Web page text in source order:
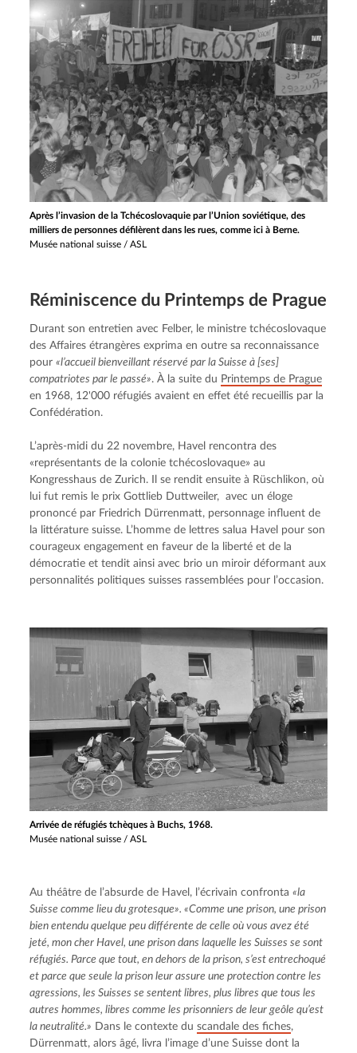
Après l’invasion de la Tchécoslovaquie par l’Union soviétique, des
milliers de personnes défilèrent dans les rues, comme ici à Berne.
Musée national suisse / ASL
Réminis­cence du Printemps de Prague
Durant son entretien avec Felber, le ministre tchécoslovaque
des Affaires étrangères exprima en outre sa reconnaissance
pour «l’accueil bienveillant réservé par la Suisse à [ses]
compatriotes par le passé». À la suite du Printemps de Prague
en 1968, 12'000 réfugiés avaient en effet été recueillis par la
Confédération.
L’après-midi du 22 novembre, Havel rencontra des
«représentants de la colonie tchécoslovaque» au
Kongresshaus de Zurich. Il se rendit ensuite à Rüschlikon, où
lui fut remis le prix Gottlieb Duttweiler,  avec un éloge
prononcé par Friedrich Dürrenmatt, personnage influent de
la littérature suisse. L’homme de lettres salua Havel pour son
courageux engagement en faveur de la liberté et de la
démocratie et tendit ainsi avec brio un miroir déformant aux
personnalités politiques suisses rassemblées pour l’occasion.
Arrivée de réfugiés tchèques à Buchs, 1968.
Musée national suisse / ASL
Au théâtre de l’absurde de Havel, l’écrivain confronta «la
Suisse comme lieu du grotesque». «Comme une prison, une prison
bien entendu quelque peu différente de celle où vous avez été
jeté, mon cher Havel, une prison dans laquelle les Suisses se sont
réfugiés. Parce que tout, en dehors de la prison, s’est entrechoqué
et parce que seule la prison leur assure une protection contre les
agressions, les Suisses se sentent libres, plus libres que tous les
autres hommes, libres comme les prisonniers de leur geôle qu’est
la neutralité.» Dans le contexte du scandale des fiches,
Dürrenmatt, alors âgé, livra l’image d’une Suisse dont la